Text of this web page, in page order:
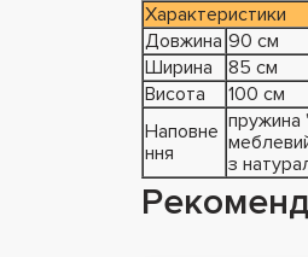
Характеристики
Довжина 90 см
Ширина
85 см
Висота
100 см
Наповне
ння
пружина
з